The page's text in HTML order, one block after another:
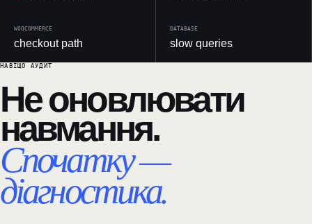
WOOCOMMERCE
checkout path
DATABASE
slow queries
НАВІЩО АУДИТ
Не оновлювати
навмання.
Спочатку —
діагностика.